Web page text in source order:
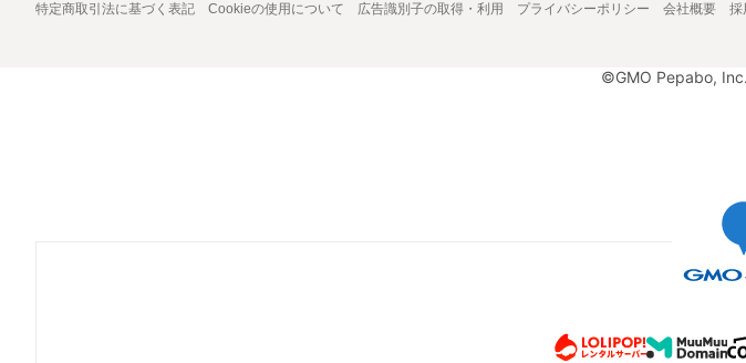
特定商取引法に基づく表記 Cookieの使用について 広告識別子の取得・利用 プライバシーポリシー 会社概要 採
©GMO Pepabo,